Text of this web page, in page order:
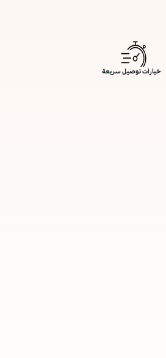
خيارات توصيل سريعة